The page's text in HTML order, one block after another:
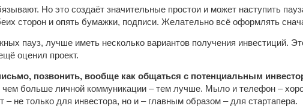
Но это создаёт значительные простои и может наступить
сторон и опять бумажки, подписи. Желательно всё оформлять
пауз, лучше иметь несколько вариантов получения инвестиций.
оценил проект.
позвонить, вообще как общаться с потенциальным
чем больше личной коммуникации – тем лучше. Мыло и телефон –
– не только для инвестора, но и – главным образом – для стартапера.